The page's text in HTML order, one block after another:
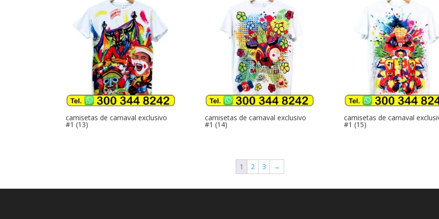
camisetas de carnaval exclusivo
#1 (13)
camisetas de carnaval exclusivo
#1 (14)
camisetas de carnaval
#1 (15)
1 2 3 →